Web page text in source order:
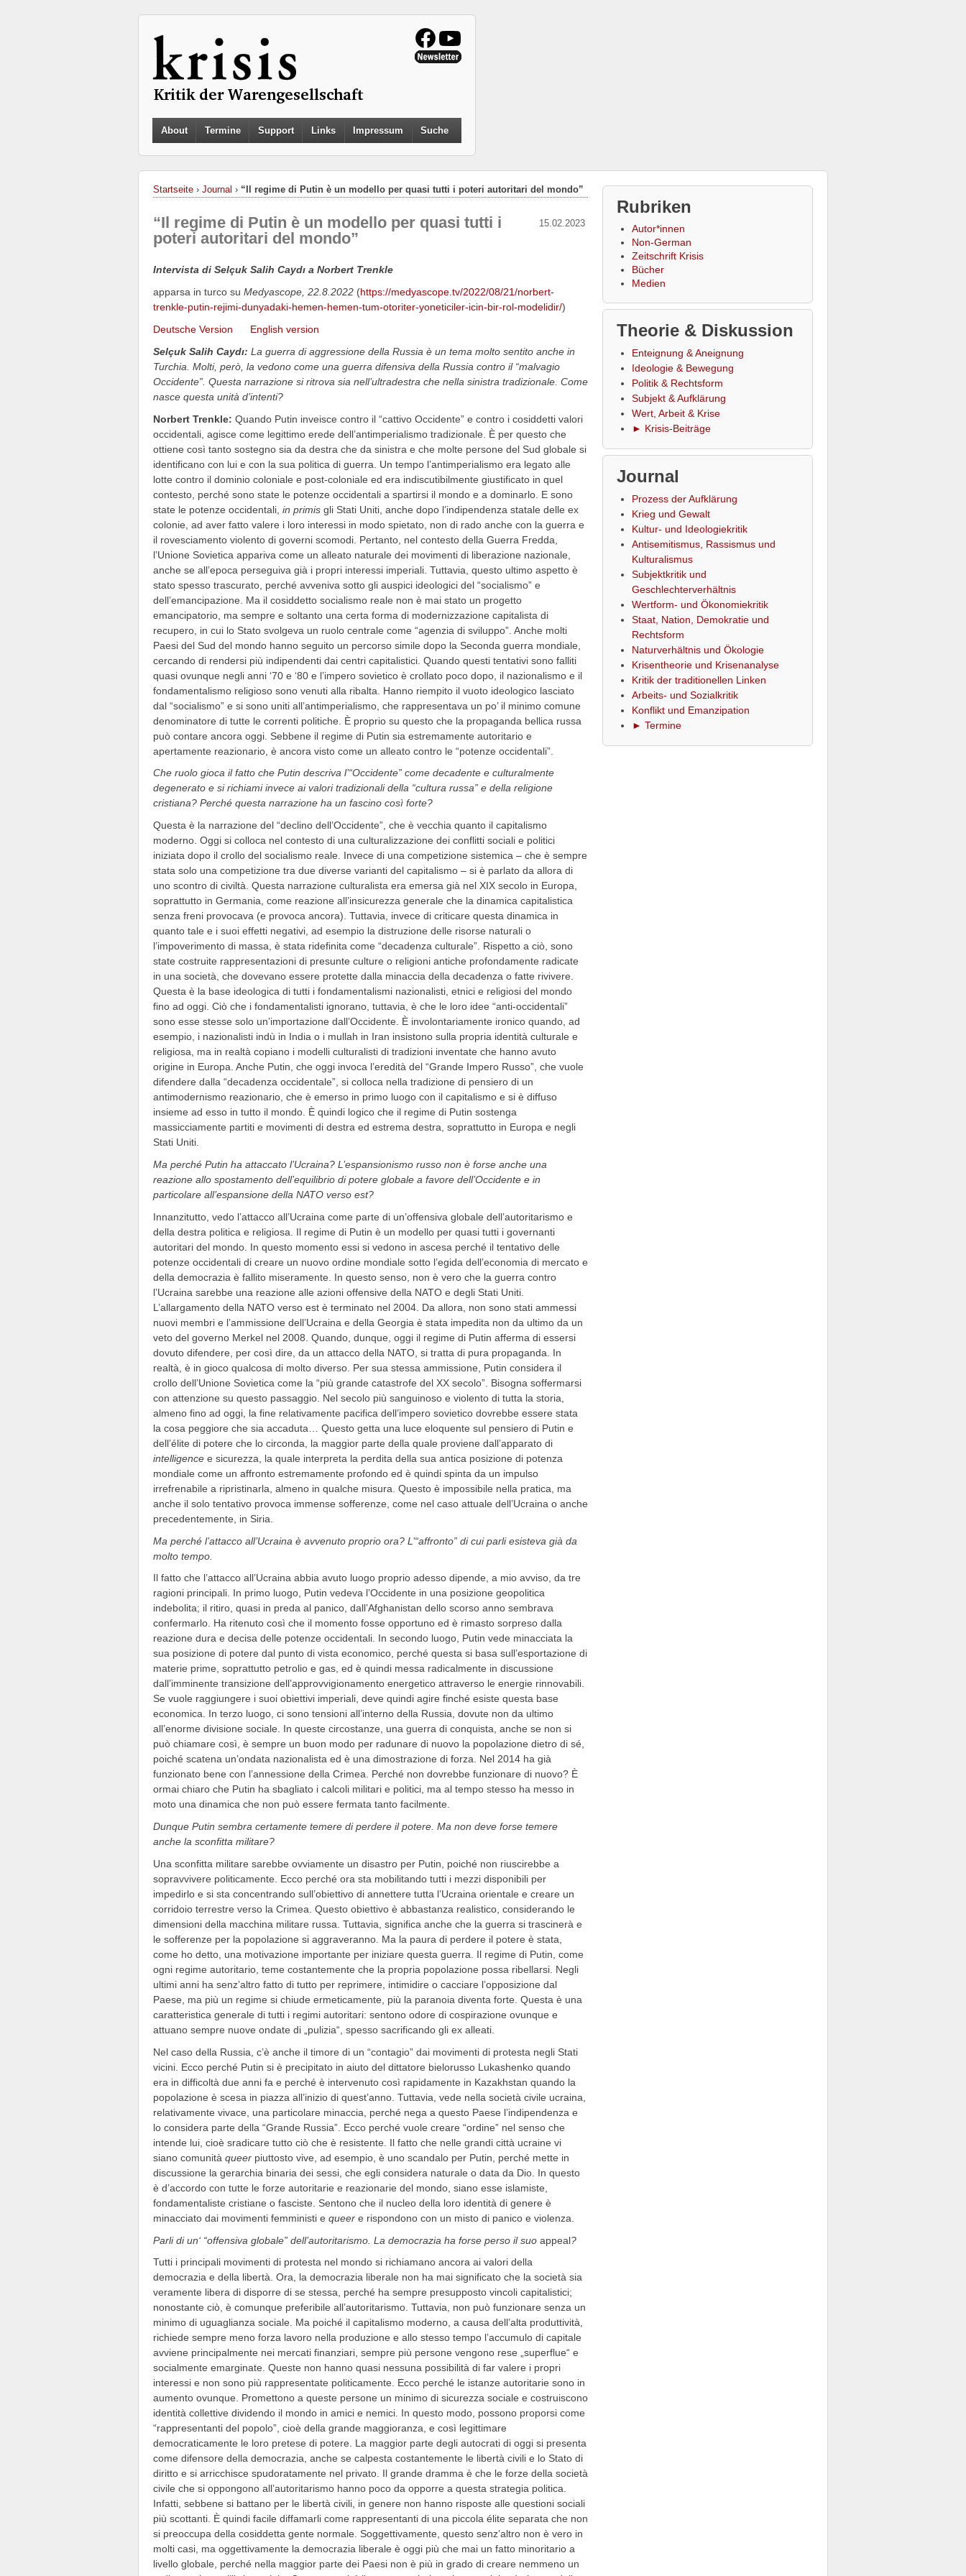
About Termine Support Links Impressum Suche
Startseite › Journal › “Il regime di Putin è un modello per quasi tutti i poteri autoritari del mondo”
15.02.2023
“Il regime di Putin è un modello per quasi tutti i
poteri autoritari del mondo”
Intervista di Selçuk Salih Caydı a Norbert Trenkle
apparsa in turco su Medyascope, 22.8.2022 (https://medyascope.tv/2022/08/21/norbert-
trenkle-putin-rejimi-dunyadaki-hemen-hemen-tum-otoriter-yoneticiler-icin-bir-rol-modelidir/)
Deutsche Version
English version
Selçuk Salih Caydı: La guerra di aggressione della Russia è un tema molto sentito anche in
Turchia. Molti, però, la vedono come una guerra difensiva della Russia contro il “malvagio
Occidente”. Questa narrazione si ritrova sia nell’ultradestra che nella sinistra tradizionale. Come
nasce questa unità d’intenti?
Norbert Trenkle: Quando Putin inveisce contro il “cattivo Occidente” e contro i cosiddetti valori
occidentali, agisce come legittimo erede dell’antimperialismo tradizionale. È per questo che
ottiene così tanto sostegno sia da destra che da sinistra e che molte persone del Sud globale si
identificano con lui e con la sua politica di guerra. Un tempo l’antimperialismo era legato alle
lotte contro il dominio coloniale e post-coloniale ed era indiscutibilmente giustificato in quel
contesto, perché sono state le potenze occidentali a spartirsi il mondo e a dominarlo. E sono
state le potenze occidentali, in primis gli Stati Uniti, anche dopo l’indipendenza statale delle ex
colonie, ad aver fatto valere i loro interessi in modo spietato, non di rado anche con la guerra e
il rovesciamento violento di governi scomodi. Pertanto, nel contesto della Guerra Fredda,
l’Unione Sovietica appariva come un alleato naturale dei movimenti di liberazione nazionale,
anche se all’epoca perseguiva già i propri interessi imperiali. Tuttavia, questo ultimo aspetto è
stato spesso trascurato, perché avveniva sotto gli auspici ideologici del “socialismo” e
dell’emancipazione. Ma il cosiddetto socialismo reale non è mai stato un progetto
emancipatorio, ma sempre e soltanto una certa forma di modernizzazione capitalista di
recupero, in cui lo Stato svolgeva un ruolo centrale come “agenzia di sviluppo”. Anche molti
Paesi del Sud del mondo hanno seguito un percorso simile dopo la Seconda guerra mondiale,
cercando di rendersi più indipendenti dai centri capitalistici. Quando questi tentativi sono falliti
quasi ovunque negli anni ‘70 e ‘80 e l’impero sovietico è crollato poco dopo, il nazionalismo e il
fondamentalismo religioso sono venuti alla ribalta. Hanno riempito il vuoto ideologico lasciato
dal “socialismo” e si sono uniti all’antimperialismo, che rappresentava un po’ il minimo comune
denominatore di tutte le correnti politiche. È proprio su questo che la propaganda bellica russa
può contare ancora oggi. Sebbene il regime di Putin sia estremamente autoritario e
apertamente reazionario, è ancora visto come un alleato contro le “potenze occidentali”.
Che ruolo gioca il fatto che Putin descriva l’“Occidente” come decadente e culturalmente
degenerato e si richiamiinvece ai valori tradizionali della “cultura russa” e della religione
cristiana? Perché questa narrazione ha un fascino così forte?
Questa è la narrazione del “declino dell’Occidente”, che è vecchia quanto il capitalismo
moderno. Oggi si colloca nel contesto di una culturalizzazione dei conflitti sociali e politici
iniziata dopo il crollo del socialismo reale. Invece di una competizione sistemica – che è sempre
stata solo una competizione tra due diverse varianti del capitalismo – si è parlato da allora di
uno scontro di civiltà. Questa narrazione culturalista era emersa già nel XIX secolo in Europa,
soprattutto in Germania, come reazione all’insicurezza generale che la dinamica capitalistica
senza freni provocava (e provoca ancora). Tuttavia, invece di criticare questa dinamica in
quanto tale e i suoi effetti negativi, ad esempio la distruzione delle risorse naturali o
l’impoverimento di massa, è stata ridefinita come “decadenza culturale”. Rispetto a ciò, sono
state costruite rappresentazioni di presunte culture o religioni antiche profondamente radicate
in una società, che dovevano essere protette dalla minaccia della decadenza o fatte rivivere.
Questa è la base ideologica di tutti i fondamentalismi nazionalisti, etnici e religiosi del mondo
fino ad oggi. Ciò che i fondamentalisti ignorano, tuttavia, è che le loro idee “anti-occidentali”
sono esse stesse solo un’importazione dall’Occidente. È involontariamente ironico quando, ad
esempio, i nazionalisti indù in India o i mullah in Iran insistono sulla propria identità culturale e
religiosa, ma in realtà copiano i modelli culturalisti di tradizioni inventate che hanno avuto
origine in Europa. Anche Putin, che oggi invoca l’eredità del “Grande Impero Russo”, che vuole
difendere dalla “decadenza occidentale”, si colloca nella tradizione di pensiero di un
antimodernismo reazionario, che è emerso in primo luogo con il capitalismo e si è diffuso
insieme ad esso in tutto il mondo. È quindi logico che il regime di Putin sostenga
massicciamente partiti e movimenti di destra ed estrema destra, soprattutto in Europa e negli
Stati Uniti.
Ma perché Putin ha attaccato l’Ucraina? L’espansionismo russo non è forse anche una
reazione allo spostamento dell’equilibrio di potere globale a favore dell’Occidente e in
particolare all’espansione della NATO verso est?
Innanzitutto, vedo l’attacco all’Ucraina come parte di un’offensiva globale dell’autoritarismo e
della destra politica e religiosa. Il regime di Putin è un modello per quasi tutti i governanti
autoritari del mondo. In questo momento essi si vedono in ascesa perché il tentativo delle
potenze occidentali di creare un nuovo ordine mondiale sotto l’egida dell’economia di mercato e
della democrazia è fallito miseramente. In questo senso, non è vero che la guerra contro
l’Ucraina sarebbe una reazione alle azioni offensive della NATO e degli Stati Uniti.
L’allargamento della NATO verso est è terminato nel 2004. Da allora, non sono stati ammessi
nuovi membri e l’ammissione dell’Ucraina e della Georgia è stata impedita non da ultimo da un
veto del governo Merkel nel 2008. Quando, dunque, oggi il regime di Putin afferma di essersi
dovuto difendere, per così dire, da un attacco della NATO, si tratta di pura propaganda. In
realtà, è in gioco qualcosa di molto diverso. Per sua stessa ammissione, Putin considera il
crollo dell’Unione Sovietica come la “più grande catastrofe del XX secolo”. Bisogna soffermarsi
con attenzione su questo passaggio. Nel secolo più sanguinoso e violento di tutta la storia,
almeno fino ad oggi, la fine relativamente pacifica dell’impero sovietico dovrebbe essere stata
la cosa peggiore che sia accaduta… Questo getta una luce eloquente sul pensiero di Putin e
dell’élite di potere che lo circonda, la maggior parte della quale proviene dall’apparato di
intelligence e sicurezza, la quale interpreta la perdita della sua antica posizione di potenza
mondiale come un affronto estremamente profondo ed è quindi spinta da un impulso
irrefrenabile a ripristinarla, almeno in qualche misura. Questo è impossibile nella pratica, ma
anche il solo tentativo provoca immense sofferenze, come nel caso attuale dell’Ucraina o anche
precedentemente, in Siria.
Ma perché l’attacco all’Ucraina è avvenuto proprio ora? L’“affronto” di cui parli esisteva già da
molto tempo.
Il fatto che l’attacco all’Ucraina abbia avuto luogo proprio adesso dipende, a mio avviso, da tre
ragioni principali. In primo luogo, Putin vedeva l’Occidente in una posizione geopolitica
indebolita; il ritiro, quasi in preda al panico, dall’Afghanistan dello scorso anno sembrava
confermarlo. Ha ritenuto così che il momento fosse opportuno ed è rimasto sorpreso dalla
reazione dura e decisa delle potenze occidentali. In secondo luogo, Putin vede minacciata la
sua posizione di potere dal punto di vista economico, perché questa si basa sull’esportazione di
materie prime, soprattutto petrolio e gas, ed è quindi messa radicalmente in discussione
dall’imminente transizione dell’approvvigionamento energetico attraverso le energie rinnovabili.
Se vuole raggiungere i suoi obiettivi imperiali, deve quindi agire finché esiste questa base
economica. In terzo luogo, ci sono tensioni all’interno della Russia, dovute non da ultimo
all’enorme divisione sociale. In queste circostanze, una guerra di conquista, anche se non si
può chiamare così, è sempre un buon modo per radunare di nuovo la popolazione dietro di sé,
poiché scatena un’ondata nazionalista ed è una dimostrazione di forza. Nel 2014 ha già
funzionato bene con l’annessione della Crimea. Perché non dovrebbe funzionare di nuovo? È
ormai chiaro che Putin ha sbagliato i calcoli militari e politici, ma al tempo stesso ha messo in
moto una dinamica che non può essere fermata tanto facilmente.
Dunque Putin sembra certamente temere di perdere il potere. Ma non deve forse temere
anche la sconfitta militare?
Una sconfitta militare sarebbe ovviamente un disastro per Putin, poiché non riuscirebbe a
sopravvivere politicamente. Ecco perché ora sta mobilitando tutti i mezzi disponibili per
impedirlo e si sta concentrando sull’obiettivo di annettere tutta l’Ucraina orientale e creare un
corridoio terrestre verso la Crimea. Questo obiettivo è abbastanza realistico, considerando le
dimensioni della macchina militare russa. Tuttavia, significa anche che la guerra si trascinerà e
le sofferenze per la popolazione si aggraveranno. Ma la paura di perdere il potere è stata,
come ho detto, una motivazione importante per iniziare questa guerra. Il regime di Putin, come
ogni regime autoritario, teme costantemente che la propria popolazione possa ribellarsi. Negli
ultimi anni ha senz’altro fatto di tutto per reprimere, intimidire o cacciare l’opposizione dal
Paese, ma più un regime si chiude ermeticamente, più la paranoia diventa forte. Questa è una
caratteristica generale di tutti i regimi autoritari: sentono odore di cospirazione ovunque e
attuano sempre nuove ondate di „pulizia“, spesso sacrificando gli ex alleati.
Nel caso della Russia, c’è anche il timore di un “contagio” dai movimenti di protesta negli Stati
vicini. Ecco perché Putin si è precipitato in aiuto del dittatore bielorusso Lukashenko quando
era in difficoltà due anni fa e perché è intervenuto così rapidamente in Kazakhstan quando la
popolazione è scesa in piazza all’inizio di quest’anno. Tuttavia, vede nella società civile ucraina,
relativamente vivace, una particolare minaccia, perché nega a questo Paese l’indipendenza e
lo considera parte della “Grande Russia”. Ecco perché vuole creare “ordine” nel senso che
intende lui, cioè sradicare tutto ciò che è resistente. Il fatto che nelle grandi città ucraine vi
siano comunità queer piuttosto vive, ad esempio, è uno scandalo per Putin, perché mette in
discussione la gerarchia binaria dei sessi, che egli considera naturale o data da Dio. In questo
è d’accordo con tutte le forze autoritarie e reazionarie del mondo, siano esse islamiste,
fondamentaliste cristiane o fasciste. Sentono che il nucleo della loro identità di genere è
minacciato dai movimenti femministi e queer e rispondono con un misto di panico e violenza.
Parli di un‘ “offensiva globale” dell’autoritarismo. La democrazia ha forse perso il suo appeal?
Tutti i principali movimenti di protesta nel mondo si richiamano ancora ai valori della
democrazia e della libertà. Ora, la democrazia liberale non ha mai significato che la società sia
veramente libera di disporre di se stessa, perché ha sempre presupposto vincoli capitalistici;
nonostante ciò, è comunque preferibile all’autoritarismo. Tuttavia, non può funzionare senza un
minimo di uguaglianza sociale. Ma poiché il capitalismo moderno, a causa dell’alta produttività,
richiede sempre meno forza lavoro nella produzione e allo stesso tempo l’accumulo di capitale
avviene principalmente nei mercati finanziari, sempre più persone vengono rese „superflue“ e
socialmente emarginate. Queste non hanno quasi nessuna possibilità di far valere i propri
interessi e non sono più rappresentate politicamente. Ecco perché le istanze autoritarie sono in
aumento ovunque. Promettono a queste persone un minimo di sicurezza sociale e costruiscono
identità collettive dividendo il mondo in amici e nemici. In questo modo, possono proporsi come
“rappresentanti del popolo”, cioè della grande maggioranza, e così legittimare
democraticamente le loro pretese di potere. La maggior parte degli autocrati di oggi si presenta
come difensore della democrazia, anche se calpesta costantemente le libertà civili e lo Stato di
diritto e si arricchisce spudoratamente nel privato. Il grande dramma è che le forze della società
civile che si oppongono all’autoritarismo hanno poco da opporre a questa strategia politica.
Infatti, sebbene si battano per le libertà civili, in genere non hanno risposte alle questioni sociali
più scottanti. È quindi facile diffamarli come rappresentanti di una piccola élite separata che non
si preoccupa della cosiddetta gente normale. Soggettivamente, questo senz’altro non è vero in
molti casi, ma oggettivamente la democrazia liberale è oggi più che mai un fatto minoritario a
livello globale, perché nella maggior parte dei Paesi non è più in grado di creare nemmeno un
Rubriken
Autor*innen
Non-German
Zeitschrift Krisis
Bücher
Medien
Theorie & Diskussion
Enteignung & Aneignung
Ideologie & Bewegung
Politik & Rechtsform
Subjekt & Aufklärung
Wert, Arbeit & Krise
► Krisis-Beiträge
Journal
Prozess der Aufklärung
Krieg und Gewalt
Kultur- und Ideologiekritik
Antisemitismus, Rassismus und
Kulturalismus
Subjektkritik und
Geschlechterverhältnis
Wertform- und Ökonomiekritik
Staat, Nation, Demokratie und
Rechtsform
Naturverhältnis und Ökologie
Krisentheorie und Krisenanalyse
Kritik der traditionellen Linken
Arbeits- und Sozialkritik
Konflikt und Emanzipation
► Termine